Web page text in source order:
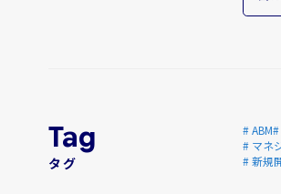
タグ
# ABM
# マネ
# 新規